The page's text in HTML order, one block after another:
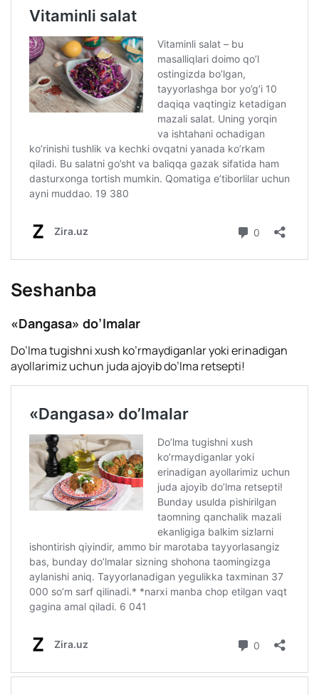
Seshanba
«Dangasa» do’lmalar
Do’lma tugishni xush ko’rmaydiganlar yoki erinadigan
ayollarimiz uchun juda ajoyib do’lma retsepti!